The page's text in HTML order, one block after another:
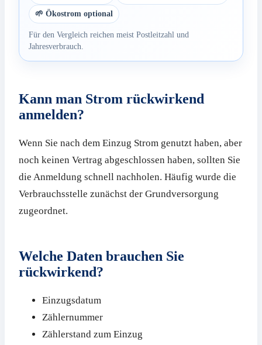
🌱 Ökostrom optional
Für den Vergleich reichen meist Postleitzahl und
Jahresverbrauch.
Kann man Strom rückwirkend
anmelden?
Wenn Sie nach dem Einzug Strom genutzt haben, aber
noch keinen Vertrag abgeschlossen haben, sollten Sie
die Anmeldung schnell nachholen. Häufig wurde die
Verbrauchsstelle zunächst der Grundversorgung
zugeordnet.
Welche Daten brauchen Sie
rückwirkend?
Einzugsdatum
Zählernummer
Zählerstand zum Einzug